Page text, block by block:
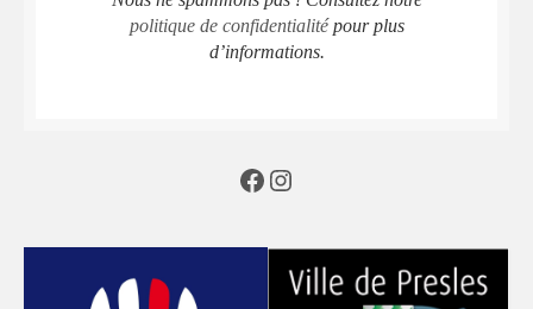
politique de confidentialitépour plus
d’informations.
Facebook
Instagram